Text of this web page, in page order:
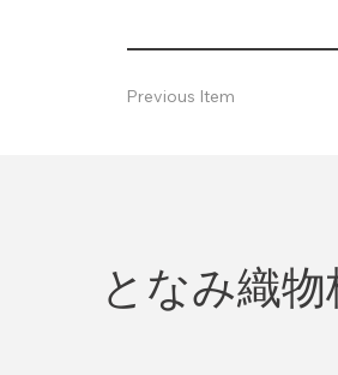
Previous Item
となみ織